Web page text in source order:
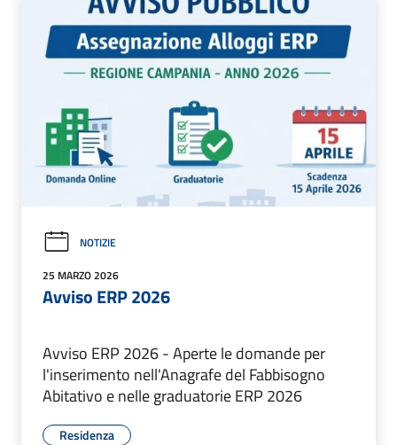
NOTIZIE
25 MARZO 2026
Avviso ERP 2026
Avviso ERP 2026 - Aperte le domande per
l'inserimento nell'Anagrafe del Fabbisogno
Abitativo e nelle graduatorie ERP 2026
Residenza